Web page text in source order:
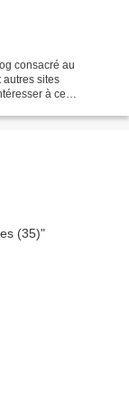
consacré au
autres sites
à ce